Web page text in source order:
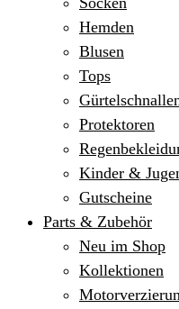
Hemden
Blusen
Tops
Protektoren
Kinder &
Gutscheine
Parts & Zubehör
Neu im Shop
Kollektionen